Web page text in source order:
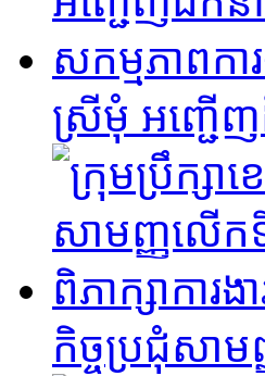
ស្រីមុំ អញ្ជើញ
កិច្ចប្រជុំសា